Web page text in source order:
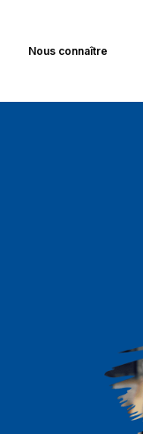
Nous connaître